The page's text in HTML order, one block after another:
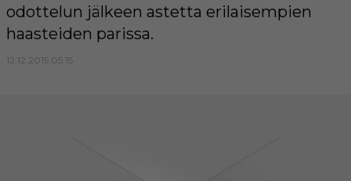
odottelun jälkeen astetta erilaisempien
haasteiden parissa.
12.12.2015 05:15